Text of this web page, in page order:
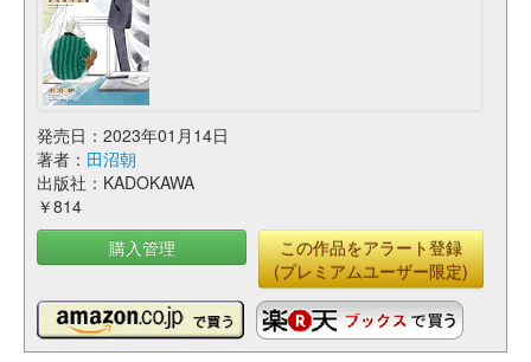
発売日：2023年01月14日
著者： 田沼朝
出版社：KADOKAWA
￥814
購入管理
この作品をアラート登録
(プレミアムユーザー限定)